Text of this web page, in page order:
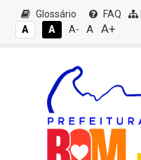
Glossário FAQ
A
A A- A A+